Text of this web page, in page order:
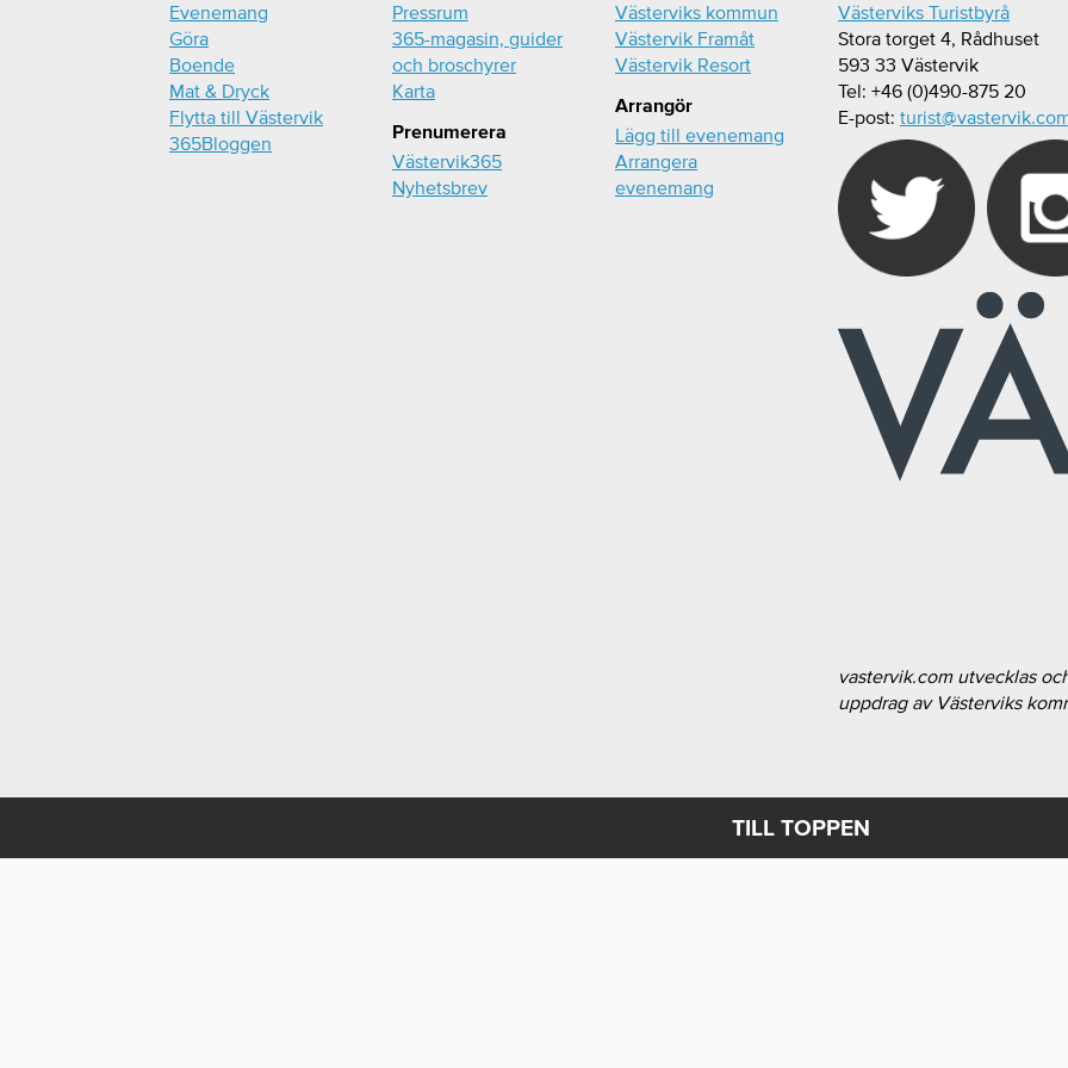
Evenemang
Göra
Boende
Mat & Dryck
Flytta till Västervik
365Bloggen
Pressrum
365-magasin, guider
och broschyrer
Karta
Prenumerera
Västervik365
Nyhetsbrev
Västerviks kommun
Västervik Framåt
Västervik Resort
Arrangör
Lägg till evenemang
Arrangera
evenemang
Västerviks Turistbyrå
Stora torget 4, Rådhuset
593 33 Västervik
Tel: +46 (0)490-875 20
E-post:
vastervik.com utvecklas
uppdrag av Västerviks
TILL TOPPEN